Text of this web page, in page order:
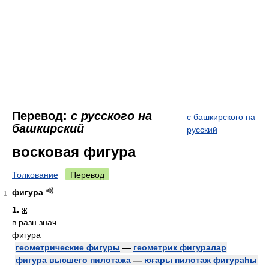
Перевод: с русского на
башкирский
с башкирского на
русский
восковая фигура
Толкование Перевод
1
фигура
1. ж
в разн знач.
фигура
геометрические фигуры — геометрик фигуралар
фигура высшего пилотажа — юғары пилотаж фигураһы